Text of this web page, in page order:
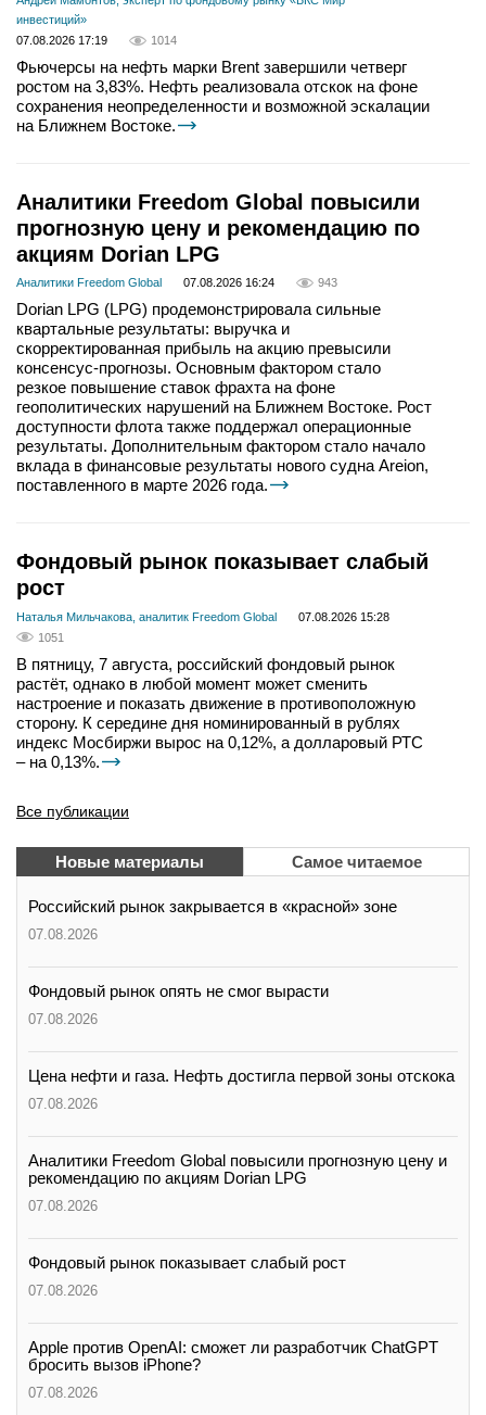
инвестиций»
07.08.2026 17:19
1014
Фьючерсы на нефть марки Brent завершили четверг
ростом на 3,83%. Нефть реализовала отскок на фоне
сохранения неопределенности и возможной эскалации
на Ближнем Востоке.
Аналитики Freedom Global повысили
прогнозную цену и рекомендацию по
акциям Dorian LPG
Аналитики Freedom Global 07.08.2026 16:24 943
Dorian LPG (LPG) продемонстрировала сильные
квартальные результаты: выручка и
скорректированная прибыль на акцию превысили
консенсус-прогнозы. Основным фактором стало
резкое повышение ставок фрахта на фоне
геополитических нарушений на Ближнем Востоке. Рост
доступности флота также поддержал операционные
результаты. Дополнительным фактором стало начало
вклада в финансовые результаты нового судна Areion,
поставленного в марте 2026 года.
Фондовый рынок показывает слабый
рост
Наталья Мильчакова, аналитик Freedom Global
07.08.2026 15:28
1051
В пятницу, 7 августа, российский фондовый рынок
растёт, однако в любой момент может сменить
настроение и показать движение в противоположную
сторону. К середине дня номинированный в рублях
индекс Мосбиржи вырос на 0,12%, а долларовый РТС
– на 0,13%.
Все публикации
Новые материалы Самое читаемое
Российский рынок закрывается в «красной» зоне
07.08.2026
Фондовый рынок опять не смог вырасти
07.08.2026
Цена нефти и газа. Нефть достигла первой зоны отскока
07.08.2026
Аналитики Freedom Global повысили прогнозную цену и
рекомендацию по акциям Dorian LPG
07.08.2026
Фондовый рынок показывает слабый рост
07.08.2026
Apple против OpenAI: сможет ли разработчик ChatGPT
бросить вызов iPhone?
07.08.2026